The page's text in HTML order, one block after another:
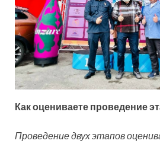
Как оцениваете проведение
Проведение двух этапов